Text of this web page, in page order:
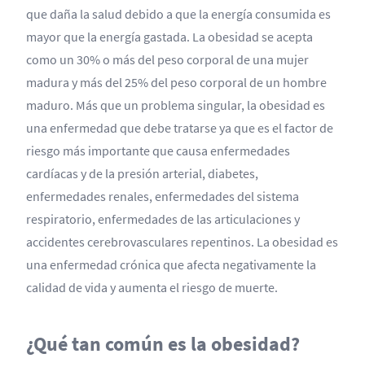
que daña la salud debido a que la energía consumida es
mayor que la energía gastada. La obesidad se acepta
como un 30% o más del peso corporal de una mujer
madura y más del 25% del peso corporal de un hombre
maduro. Más que un problema singular, la obesidad es
una enfermedad que debe tratarse ya que es el factor de
riesgo más importante que causa enfermedades
cardíacas y de la presión arterial, diabetes,
enfermedades renales, enfermedades del sistema
respiratorio, enfermedades de las articulaciones y
accidentes cerebrovasculares repentinos. La obesidad es
una enfermedad crónica que afecta negativamente la
calidad de vida y aumenta el riesgo de muerte.
¿Qué tan común es la obesidad?